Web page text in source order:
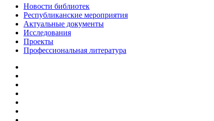
Новости библиотек
Республиканские мероприятия
Актуальные документы
Исследования
Проекты
Профессиональная литература